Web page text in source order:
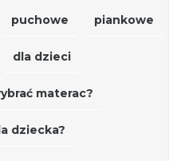
puchowe piankowe
dla dzieci
materac?
dziecka?